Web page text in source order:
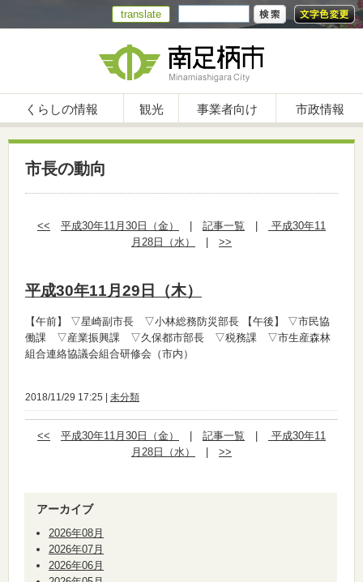
translate
くらしの情報 観光 事業者向け 市政情報
市長の動向
<< 平成30年11月30日（金） 記事一覧
平成30年11
月28日（水）
>>
平成30年11月29日（木）
【午前】 ▽星崎副市長 ▽小林総務防災部長 【午後】
▽市民協
働課 ▽産業振興課 ▽久保都市部長 ▽税務課 ▽市生産森林
組合連絡協議会組合研修会（市内）
2018/11/29 17:25 | 未分類
<< 平成30年11月30日（金） 記事一覧
平成30年11
月28日（水）
>>
アーカイブ
2026年08月
2026年07月
2026年06月